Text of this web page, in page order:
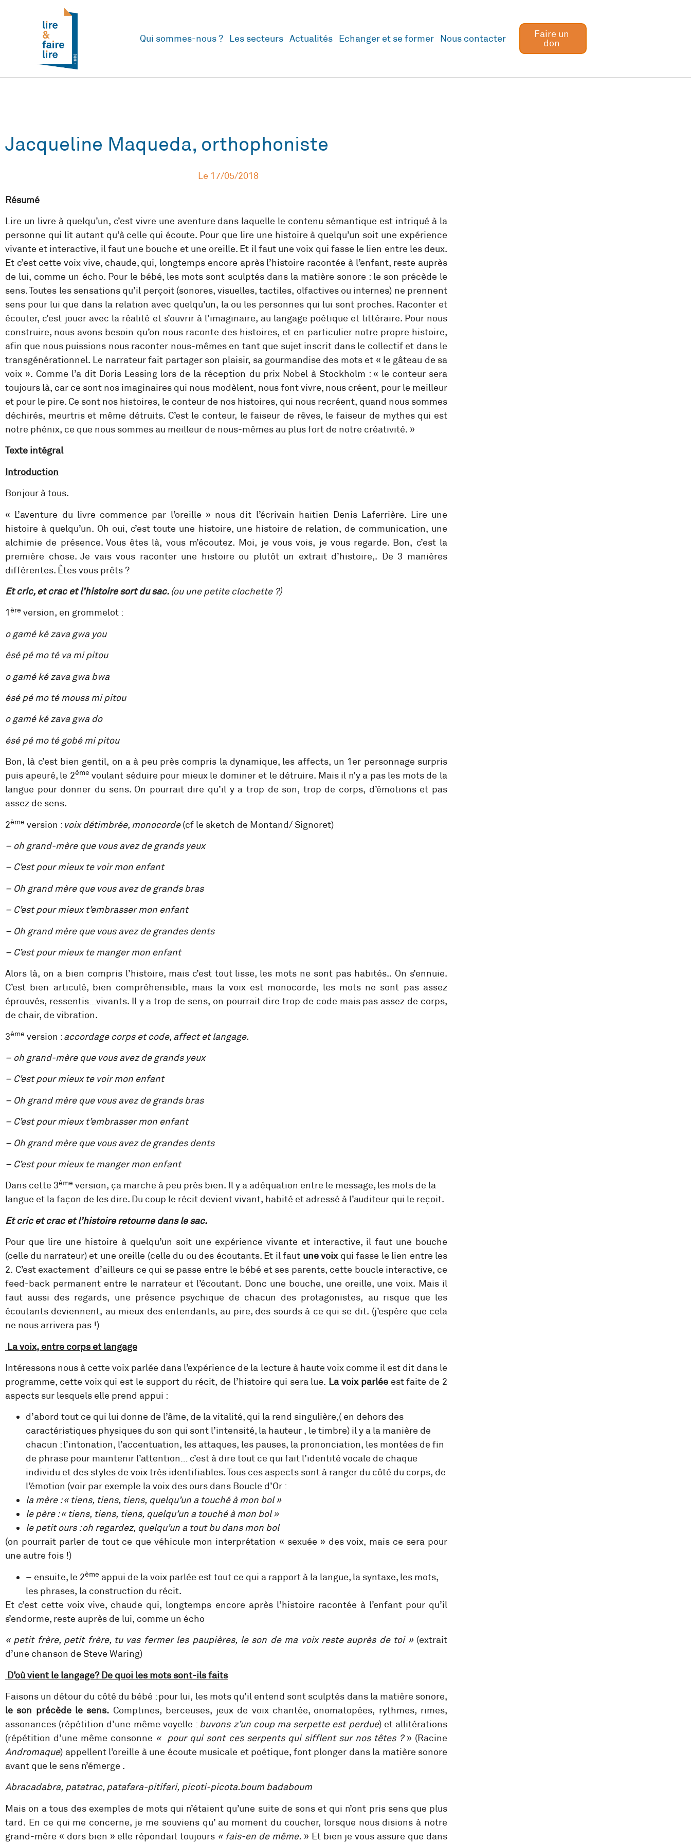
Qui sommes-nous ? Les secteurs Actualités Echanger et se former Nous contacter
Faire un
don
Jacqueline Maqueda, orthophoniste
Le 17/05/2018
Résumé
Lire un livre à quelqu’un, c’est vivre une aventure dans laquelle le contenu sémantique est intriqué à la
personne qui lit autant qu’à celle qui écoute. Pour que lire une histoire à quelqu’un soit une expérience
vivante et interactive, il faut une bouche et une oreille. Et il faut une voix qui fasse le lien entre les deux.
Et c’est cette voix vive, chaude, qui, longtemps encore après l’histoire racontée à l’enfant, reste auprès
de lui, comme un écho. Pour le bébé, les mots sont sculptés dans la matière sonore : le son précède le
sens. Toutes les sensations qu’il perçoit (sonores, visuelles, tactiles, olfactives ou internes) ne prennent
sens pour lui que dans la relation avec quelqu’un, la ou les personnes qui lui sont proches. Raconter et
écouter, c’est jouer avec la réalité et s’ouvrir à l’imaginaire, au langage poétique et littéraire. Pour nous
construire, nous avons besoin qu’on nous raconte des histoires, et en particulier notre propre histoire,
afin que nous puissions nous raconter nous-mêmes en tant que sujet inscrit dans le collectif et dans le
transgénérationnel. Le narrateur fait partager son plaisir, sa gourmandise des mots et « le gâteau de sa
voix ». Comme l’a dit Doris Lessing lors de la réception du prix Nobel à Stockholm : « le conteur sera
toujours là, car ce sont nos imaginaires qui nous modèlent, nous font vivre, nous créent, pour le meilleur
et pour le pire. Ce sont nos histoires, le conteur de nos histoires, qui nous recréent, quand nous sommes
déchirés, meurtris et même détruits. C’est le conteur, le faiseur de rêves, le faiseur de mythes qui est
notre phénix, ce que nous sommes au meilleur de nous-mêmes au plus fort de notre créativité. »
Texte intégral
Introduction
Bonjour à tous.
« L’aventure du livre commence par l’oreille » nous dit l’écrivain haïtien Denis Laferrière. Lire une
histoire à quelqu’un. Oh oui, c’est toute une histoire, une histoire de relation, de communication, une
alchimie de présence. Vous êtes là, vous m’écoutez. Moi, je vous vois, je vous regarde. Bon, c’est la
première chose. Je vais vous raconter une histoire ou plutôt un extrait d’histoire,. De 3 manières
différentes. Êtes vous prêts ?
Et cric, et crac et l’histoire sort du sac. (ou une petite clochette ?)
1ère version, en grommelot :
o gamé ké zava gwa you
ésé pé mo té va mi pitou
o gamé ké zava gwa bwa
ésé pé mo té mouss mi pitou
o gamé ké zava gwa do
ésé pé mo té gobé mi pitou
Bon, là c’est bien gentil, on a à peu près compris la dynamique, les affects, un 1er personnage surpris
puis apeuré, le 2ème voulant séduire pour mieux le dominer et le détruire. Mais il n’y a pas les mots de la
langue pour donner du sens. On pourrait dire qu’il y a trop de son, trop de corps, d’émotions et pas
assez de sens.
2ème version : voix détimbrée, monocorde(cf le sketch de Montand/ Signoret)
– oh grand-mère que vous avez de grands yeux
– C’est pour mieux te voir mon enfant
– Oh grand mère que vous avez de grands bras
– C’est pour mieux t’embrasser mon enfant
– Oh grand mère que vous avez de grandes dents
– C’est pour mieux te manger mon enfant
Alors là, on a bien compris l’histoire, mais c’est tout lisse, les mots ne sont pas habités.. On s’ennuie.
C’est bien articulé, bien compréhensible, mais la voix est monocorde, les mots ne sont pas assez
éprouvés, ressentis…vivants. Il y a trop de sens, on pourrait dire trop de code mais pas assez de corps,
de chair, de vibration.
3ème version :accordage corps et code, affect et langage.
– oh grand-mère que vous avez de grands yeux
– C’est pour mieux te voir mon enfant
– Oh grand mère que vous avez de grands bras
– C’est pour mieux t’embrasser mon enfant
– Oh grand mère que vous avez de grandes dents
– C’est pour mieux te manger mon enfant
Dans cette 3ème version, ça marche à peu près bien. Il y a adéquation entre le message, les mots de la
langue et la façon de les dire. Du coup le récit devient vivant, habité et adressé à l’auditeur qui le reçoit.
Et cric et crac et l’histoire retourne dans le sac.
Pour que lire une histoire à quelqu’un soit une expérience vivante et interactive, il faut une bouche
(celle du narrateur) et une oreille (celle du ou des écoutants. Et il faut une voixqui fasse le lien entre les
2. C’est exactement d’ailleurs ce qui se passe entre le bébé et ses parents, cette boucle interactive, ce
feed-back permanent entre le narrateur et l’écoutant. Donc une bouche, une oreille, une voix. Mais il
faut aussi des regards, une présence psychique de chacun des protagonistes, au risque que les
écoutants deviennent, au mieux des entendants, au pire, des sourds à ce qui se dit. (j’espère que cela
ne nous arrivera pas !)
La voix, entre corps et langage
Intéressons nous à cette voix parlée dans l’expérience de la lecture à haute voix comme il est dit dans le
programme, cette voix qui est le support du récit, de l’histoire qui sera lue. La voix parlée est faite de 2
aspects sur lesquels elle prend appui :
d’abord tout ce qui lui donne de l’âme, de la vitalité, qui la rend singulière,( en dehors des
caractéristiques physiques du son qui sont l’intensité, la hauteur , le timbre) il y a la manière de
chacun : l’intonation, l’accentuation, les attaques, les pauses, la prononciation, les montées de fin
de phrase pour maintenir l’attention… c’est à dire tout ce qui fait l’identité vocale de chaque
individu et des styles de voix très identifiables. Tous ces aspects sont à ranger du côté du corps, de
l’émotion (voir par exemple la voix des ours dans Boucle d’Or :
la mère : « tiens, tiens, tiens, quelqu’un a touché à mon bol »
le père : « tiens, tiens, tiens, quelqu’un a touché à mon bol »
le petit ours : oh regardez, quelqu’un a tout bu dans mon bol
(on pourrait parler de tout ce que véhicule mon interprétation « sexuée » des voix, mais ce sera pour
une autre fois !)
– ensuite, le 2ème appui de la voix parlée est tout ce qui a rapport à la langue, la syntaxe, les mots,
les phrases, la construction du récit.
Et c’est cette voix vive, chaude qui, longtemps encore après l’histoire racontée à l’enfant pour qu’il
s’endorme, reste auprès de lui, comme un écho
« petit frère, petit frère, tu vas fermer les paupières, le son de ma voix reste auprès de toi »(extrait
d’une chanson de Steve Waring)
D’où vient le langage? De quoi les mots sont-ils faits
Faisons un détour du côté du bébé : pour lui, les mots qu’il entend sont sculptés dans la matière sonore,
le son précède le sens. Comptines, berceuses, jeux de voix chantée, onomatopées, rythmes, rimes,
assonances (répétition d’une même voyelle : buvons z’un coup ma serpette est perdue) et allitérations
(répétition d’une même consonne « pour qui sont ces serpents qui sifflent sur nos têtes ? » (Racine
Andromaque) appellent l’oreille à une écoute musicale et poétique, font plonger dans la matière sonore
avant que le sens n’émerge .
Abracadabra, patatrac, patafara-pitifari, picoti-picota.boum badaboum
Mais on a tous des exemples de mots qui n’étaient qu’une suite de sons et qui n’ont pris sens que plus
tard. En ce qui me concerne, je me souviens qu’ au moment du coucher, lorsque nous disions à notre
grand-mère « dors bien » elle répondait toujours « fais-en de même. » Et bien je vous assure que dans